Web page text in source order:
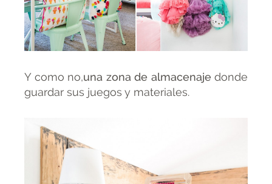
Y como no,una zona de almacenaje donde
guardar sus juegos y materiales.